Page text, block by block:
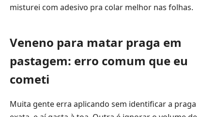
misturei com adesivo pra colar melhor nas folhas.
Veneno para matar praga em
pastagem: erro comum que eu
cometi
Muita gente erra aplicando sem identificar a praga